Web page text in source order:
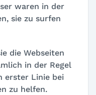
waren in der
sie zu surfen
die Webseiten
in der Regel
erster Linie bei
zu helfen.